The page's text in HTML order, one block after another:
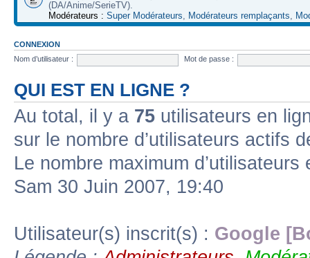
(DA/Anime/SerieTV).
Modérateurs : Super Modérateurs Modérateurs remplaçants
CONNEXION
Nom d’utilisateur :
Mot de passe :
QUI EST EN LIGNE ?
Au total, il y a 75 utilisateurs en
sur le nombre d’utilisateurs actifs
Le nombre maximum
Sam 30 Juin 2007, 19:40
Utilisateur(s) inscrit(s) : Google